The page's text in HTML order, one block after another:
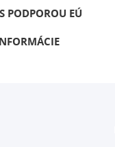
PODPOROU EÚ